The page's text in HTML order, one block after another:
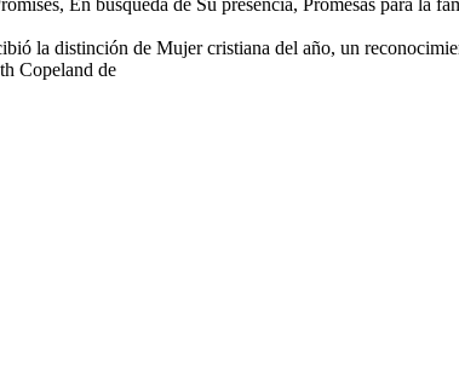
En búsqueda de Su presencia, Promesas para la
la distinción de Mujer cristiana del año, un
Copeland de